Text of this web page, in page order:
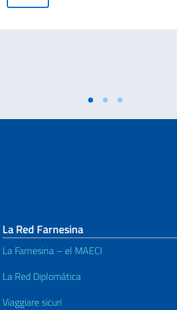
– 70° aniversario de la tragedia de Marcinelle
La Red Farnesina
La Farnesina – el MAECI
La Red Diplomática
Viaggiare sicuri